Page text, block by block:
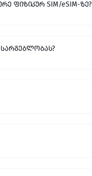
ფიზიკურ SIM/eSIM-ზე?